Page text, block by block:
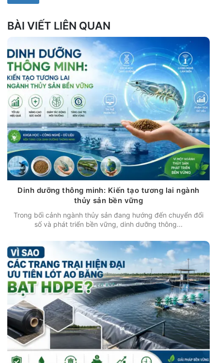
BÀI VIẾT LIÊN QUAN
Dinh dưỡng thông minh: Kiến tạo tương lai ngành
thủy sản bền vững
Trong bối cảnh ngành thủy sản đang hướng đến chuyển đổi
số và phát triển bền vững, dinh dưỡng thông...